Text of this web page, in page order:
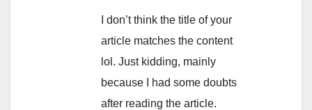
I don’t think the title of your
article matches the content
lol. Just kidding, mainly
because I had some doubts
after reading the article.